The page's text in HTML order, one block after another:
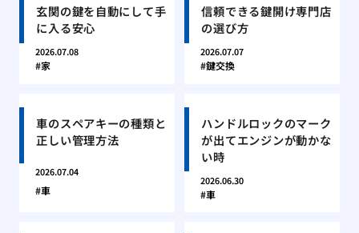
玄関の鍵を自動にして手
に入る安心
2026.07.08
家
信頼できる鍵開け専門店
の選び方
2026.07.07
鍵交換
車のスペアキーの種類と
正しい管理方法
2026.07.04
車
ハンドルロックのマーク
が出てエンジンが動かな
い時
2026.06.30
車